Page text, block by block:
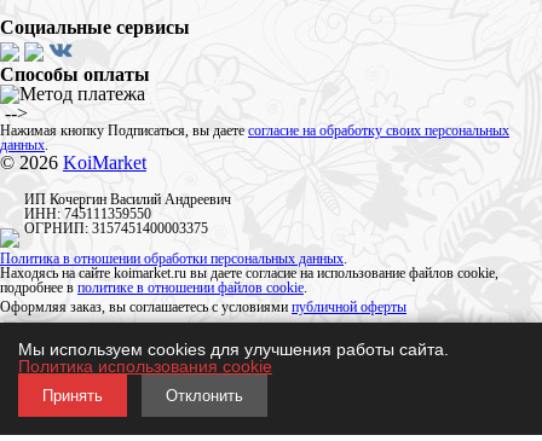
Социальные сервисы
Способы оплаты
​ -->
Нажимая кнопку Подписаться, вы даете согласие на обработку своих персональных
данных.
© 2026 KoiMarket
ИП Кочергин Василий Андреевич
ИНН: 745111359550
ОГРНИП: 3157451400003375
Политика в отношении обработки персональных данных.
Находясь на сайте koimarket.ru вы даете согласие на использование файлов cookie,
подробнее в политике в отношении файлов cookie.
Оформляя заказ, вы соглашаетесь с условиями публичной оферты
Мы используем cookies для улучшения работы сайта.
Политика использования cookie
Принять Отклонить